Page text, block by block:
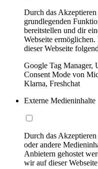
Durch das
grundlegenden
bereitstellen und dir
Webseite
dieser Webseite
Google Tag Manager,
Consent Mode von
Klarna, Freshchat
Externe Medieninhalte
Durch das
oder andere
Anbietern gehostet
wir auf dieser